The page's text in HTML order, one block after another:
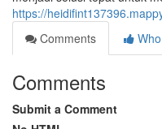
https://
Comments
Comments
Submit a Comment